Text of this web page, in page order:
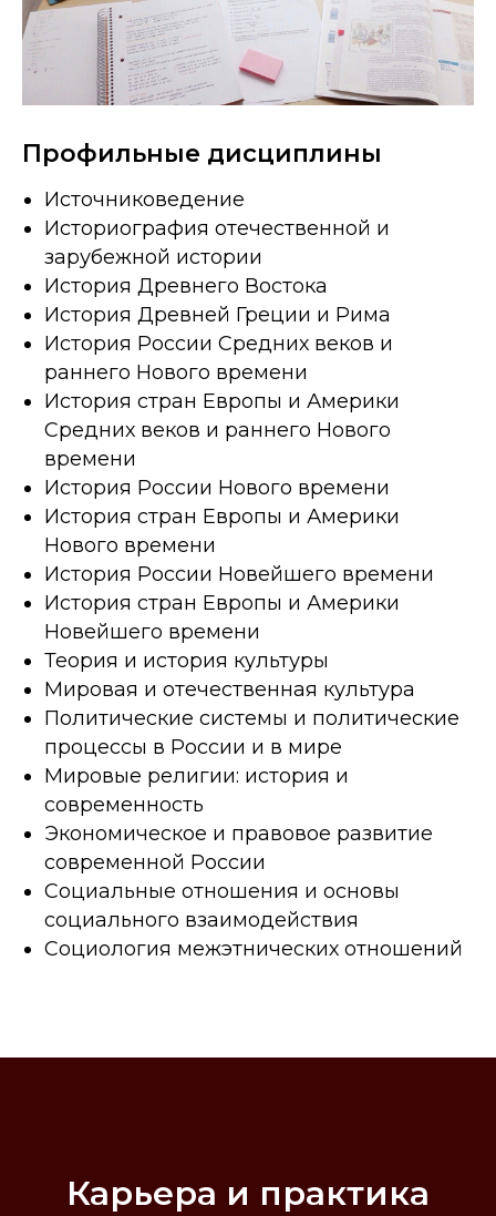
Профильные дисциплины
Источниковедение
Историография отечественной и
зарубежной истории
История Древнего Востока
История Древней Греции и Рима
История России Средних веков и
раннего Нового времени
История стран Европы и Америки
Средних веков и раннего Нового
времени
История России Нового времени
История стран Европы и Америки
Нового времени
История России Новейшего времени
История стран Европы и Америки
Новейшего времени
Теория и история культуры
Мировая и отечественная культура
Политические системы и политические
процессы в России и в мире
Мировые религии: история и
современность
Экономическое и правовое развитие
современной России
Социальные отношения и основы
социального взаимодействия
Социология межэтнических отношений
Карьера и практика